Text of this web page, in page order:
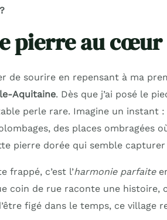
pierre au
de sourire en repensant à ma
Aquitaine. Dès que j’ai posé le
perle rare. Imagine un
des places ombragées
pierre dorée qui semble
frappé, c’est l’harmonie parfaite
coin de rue raconte une histoire,
figé dans le temps, ce village